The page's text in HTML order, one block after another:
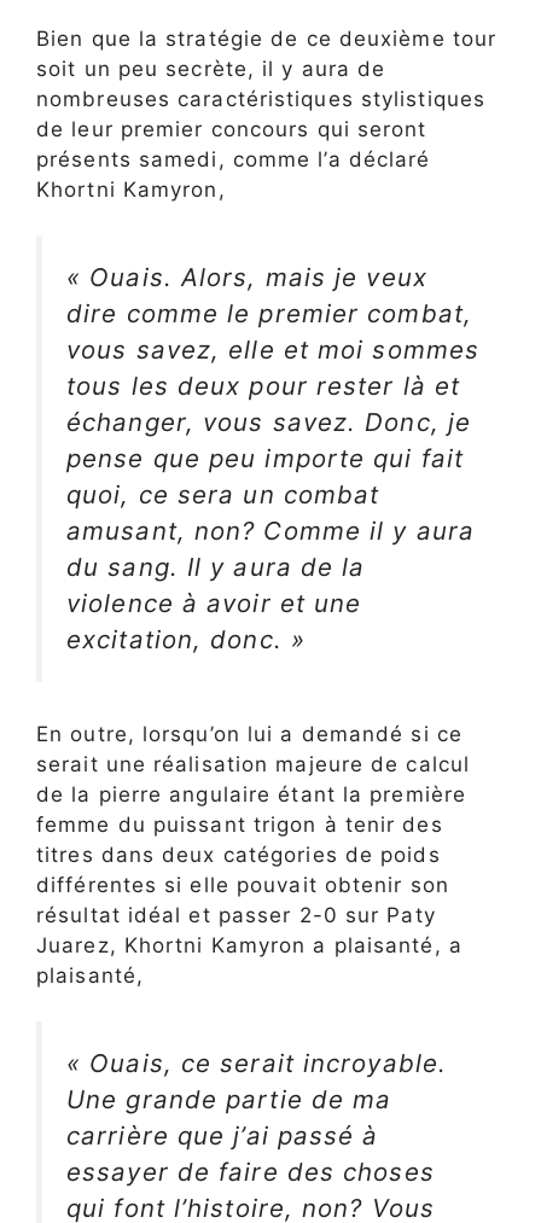
Bien que la stratégie de ce deuxième tour
soit un peu secrète, il y aura de
nombreuses caractéristiques stylistiques
de leur premier concours qui seront
présents samedi, comme l’a déclaré
Khortni Kamyron,
« Ouais. Alors, mais je veux
dire comme le premier combat,
vous savez, elle et moi sommes
tous les deux pour rester là et
échanger, vous savez. Donc, je
pense que peu importe qui fait
quoi, ce sera un combat
amusant, non? Comme il y aura
du sang. Il y aura de la
violence à avoir et une
excitation, donc. »
En outre, lorsqu’on lui a demandé si ce
serait une réalisation majeure de calcul
de la pierre angulaire étant la première
femme du puissant trigon à tenir des
titres dans deux catégories de poids
différentes si elle pouvait obtenir son
résultat idéal et passer 2-0 sur Paty
Juarez, Khortni Kamyron a plaisanté, a
plaisanté,
« Ouais, ce serait incroyable.
Une grande partie de ma
carrière que j’ai passé à
essayer de faire des choses
qui font l’histoire, non? Vous